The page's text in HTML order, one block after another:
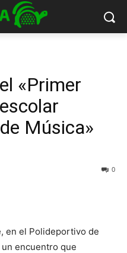
«Primer
Música»
0
en el Polideportivo de
encuentro que